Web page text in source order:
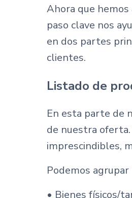
Ahora que
paso clave nos
en dos partes
clientes.
Listado de
En esta parte de
de nuestra
imprescindibles,
Podemos
• Bienes físicos/